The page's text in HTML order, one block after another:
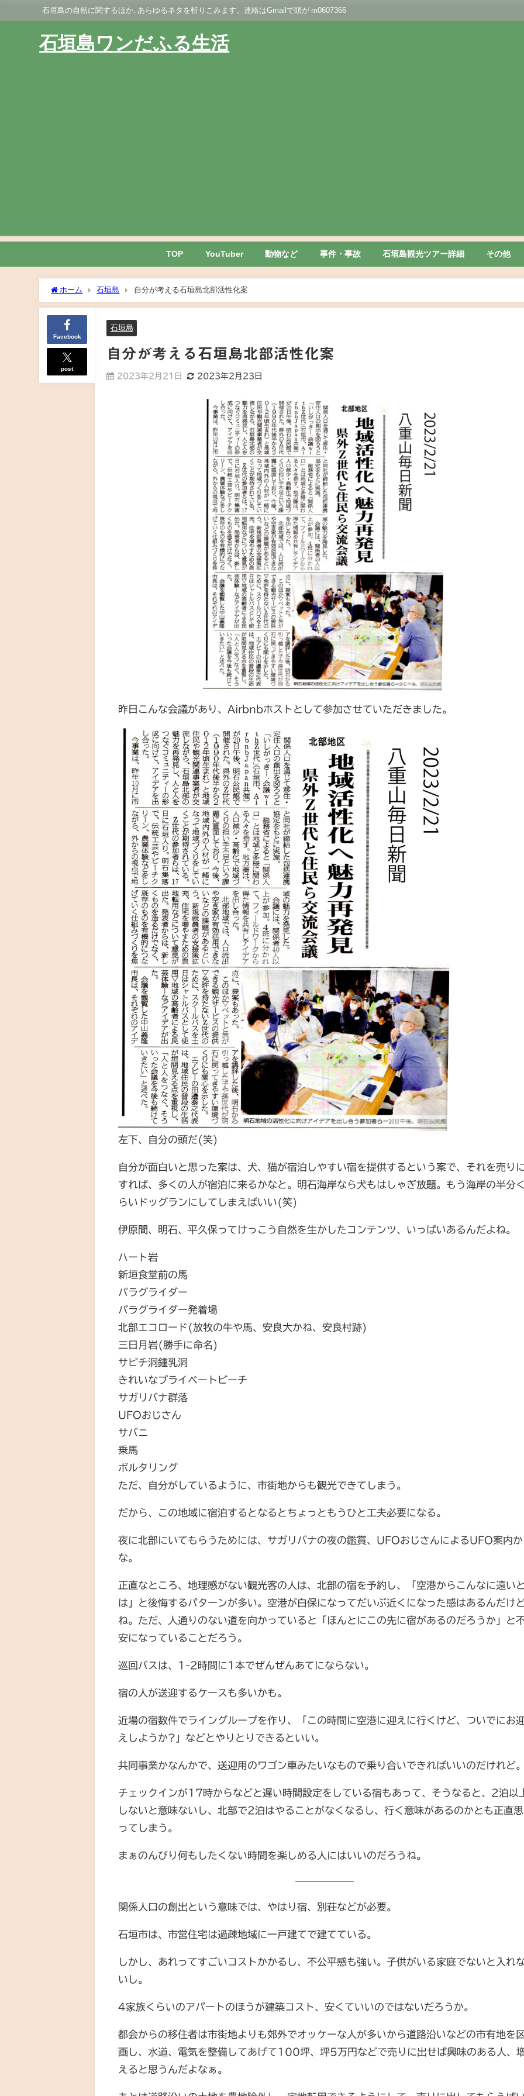
石垣島の自然に関するほか､あらゆるネタを斬りこみます。連絡はGmailで頭が m0607366
石垣島ワンだふる生活
TOP YouTuber 動物など 事件・事故 石垣島観光ツアー詳細 その他
ホーム 石垣島 自分が考える石垣島北部活性化案
Facebook
post
石垣島
自分が考える石垣島北部活性化案
2023年2月21日 2023年2月23日
昨日こんな会議があり、Airbnbホストとして参加させていただきました。
左下、自分の頭だ(笑)
自分が面白いと思った案は、犬、猫が宿泊しやすい宿を提供するという案で、それを売り
すれば、多くの人が宿泊に来るかなと。明石海岸なら犬もはしゃぎ放題。もう海岸の半分
らいドッグランにしてしまえばいい(笑)
伊原間、明石、平久保ってけっこう自然を生かしたコンテンツ、いっぱいあるんだよね。
ハート岩
新垣食堂前の馬
パラグライダー
パラグライダー発着場
北部エコロード(放牧の牛や馬、安良大かね、安良村跡)
三日月岩(勝手に命名)
サビチ洞鍾乳洞
きれいなプライベートビーチ
サガリバナ群落
UFOおじさん
サバニ
乗馬
ボルタリング
ただ、自分がしているように、市街地からも観光できてしまう。
だから、この地域に宿泊するとなるとちょっともうひと工夫必要になる。
夜に北部にいてもらうためには、サガリバナの夜の鑑賞、UFOおじさんによるUFO案内か
な。
正直なところ、地理感がない観光客の人は、北部の宿を予約し、「空港からこんなに遠い
は」と後悔するパターンが多い。空港が白保になってだいぶ近くになった感はあるんだけ
ね。ただ、人通りのない道を向かっていると「ほんとにこの先に宿があるのだろうか」と
安になっていることだろう。
巡回バスは、1-2時間に1本でぜんぜんあてにならない。
宿の人が送迎するケースも多いかも。
近場の宿数件でライングループを作り、「この時間に空港に迎えに行くけど、ついでにお
えしようか?」などとやりとりできるといい。
共同事業かなんかで、送迎用のワゴン車みたいなもので乗り合いできればいいのだけれど
チェックインが17時からなどと遅い時間設定をしている宿もあって、そうなると、2泊以
しないと意味ないし、北部で2泊はやることがなくなるし、行く意味があるのかとも正直思
ってしまう。
まぁのんびり何もしたくない時間を楽しめる人にはいいのだろうね。
関係人口の創出という意味では、やはり宿、別荘などが必要。
石垣市は、市営住宅は過疎地域に一戸建てで建てている。
しかし、あれってすごいコストかかるし、不公平感も強い。子供がいる家庭でないと入れ
いし。
4家族くらいのアパートのほうが建築コスト、安くていいのではないだろうか。
都会からの移住者は市街地よりも郊外でオッケーな人が多いから道路沿いなどの市有地を
画し、水道、電気を整備してあげて100坪、坪5万円などで売りに出せば興味のある人、
えると思うんだよなぁ。